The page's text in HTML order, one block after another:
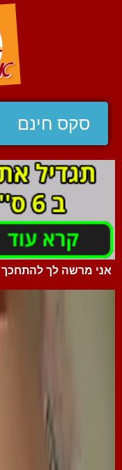
סקס חינם
אני מרשה לך